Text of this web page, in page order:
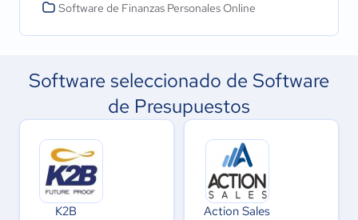
Software de Finanzas Personales Online
Software seleccionado de Software
de Presupuestos
K2B Action Sales